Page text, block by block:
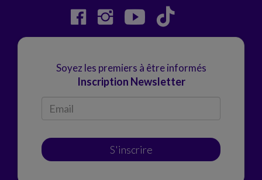
Soyez les premiers à être informés
Inscription Newsletter
S'inscrire